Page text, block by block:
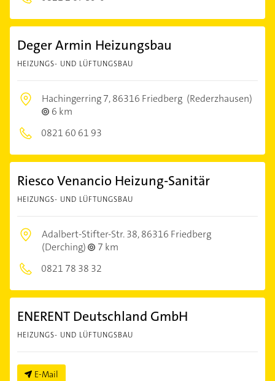
Deger Armin Heizungsbau
HEIZUNGS- UND LÜFTUNGSBAU
Hachingerring 7,86316 Friedberg (Rederzhausen)
6 km
0821 60 61 93
Riesco Venancio Heizung-Sanitär
HEIZUNGS- UND LÜFTUNGSBAU
Adalbert-Stifter-Str. 38,86316 Friedberg
(Derching)
7 km
0821 78 38 32
ENERENT Deutschland GmbH
HEIZUNGS- UND LÜFTUNGSBAU
E-Mail